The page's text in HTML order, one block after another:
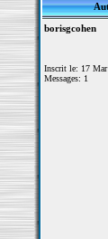
borisgcohen
Inscrit le: 17 Mar
Messages: 1